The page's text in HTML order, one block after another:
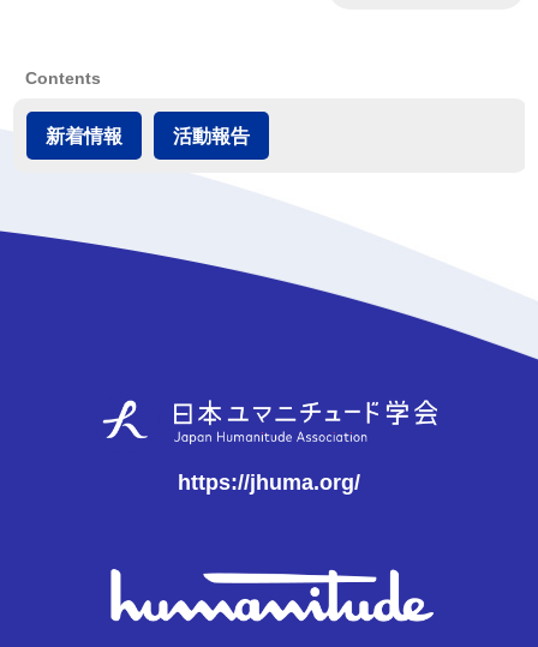
Contents
新着情報 活動報告
https://jhuma.org/